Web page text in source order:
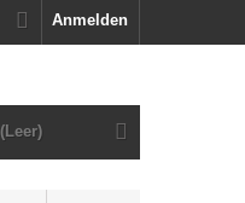
Anmelden
(Leer)